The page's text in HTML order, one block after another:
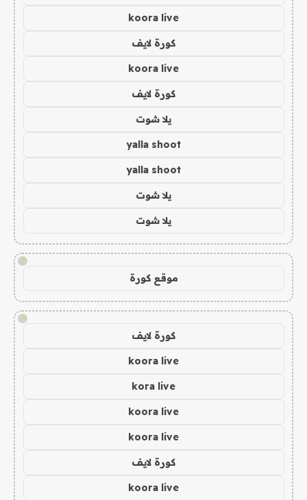
koora live
كورة لايف
koora live
كورة لايف
يلا شوت
yalla shoot
yalla shoot
يلا شوت
يلا شوت
!
موقع كورة
!
كورة لايف
koora live
kora live
koora live
koora live
كورة لايف
koora live